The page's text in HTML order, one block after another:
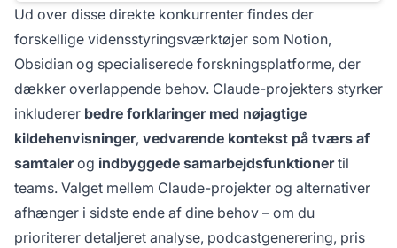
Ud over disse direkte konkurrenter findes der
forskellige vidensstyringsværktøjer som Notion,
Obsidian og specialiserede forskningsplatforme, der
dækker overlappende behov. Claude-projekters styrker
inkluderer bedre forklaringer med nøjagtige
kildehenvisninger, vedvarende kontekst på tværs af
samtalerog indbyggede samarbejdsfunktionertil
teams. Valget mellem Claude-projekter og alternativer
afhænger i sidste ende af dine behov – om du
prioriterer detaljeret analyse, podcastgenerering, pris